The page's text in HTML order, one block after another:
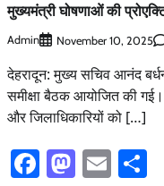
मुख्यमंत्री घोषणाओं की
Admin November 10, 2025
देहरादून: मुख्य सचिव आनंद
समीक्षा बैठक आयोजित की
और जिलाधिकारियों को […]
Facebook
Email